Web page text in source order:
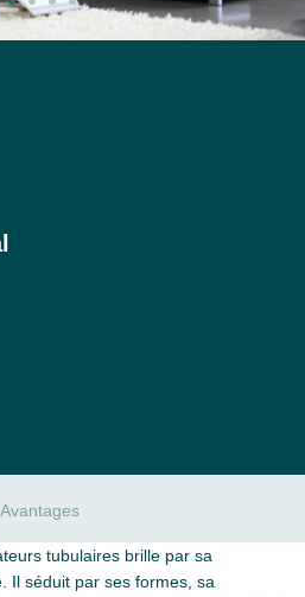
Avantages
tubulaires brille par sa
Il séduit par ses formes, sa